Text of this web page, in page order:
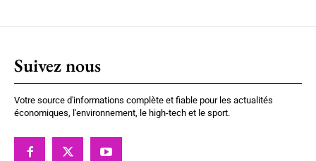
Suivez nous
Votre source d'informations complète et fiable pour les actualités
économiques, l'environnement, le high-tech et le sport.